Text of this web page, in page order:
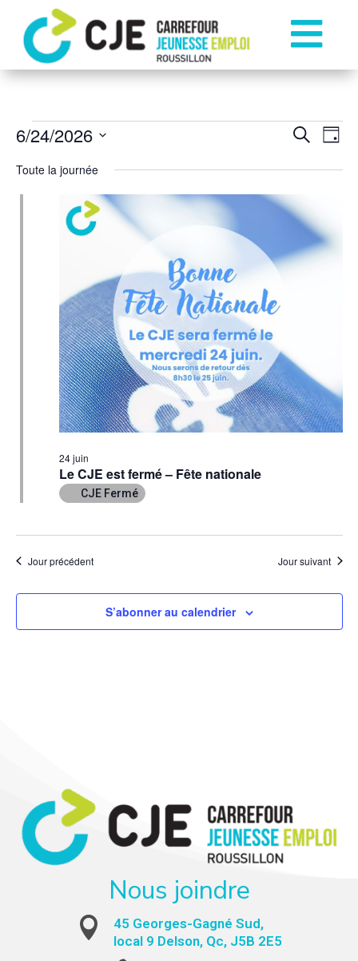

Évènements
for
juin
2026
et
de
Recherche
de
Jour
6/24/2026
Toute la journée
Le CJE est fermé – Fête nationale
24 juin
CJE Fermé
Jour précédent Jour suivant
S’abonner au calendrier
Nous joindre

45 Georges-Gagné Sud,
local 9 Delson, Qc, J5B 2E5